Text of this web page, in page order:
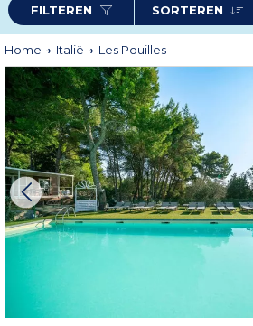
FILTEREN SORTEREN
Home Italië Les Pouilles